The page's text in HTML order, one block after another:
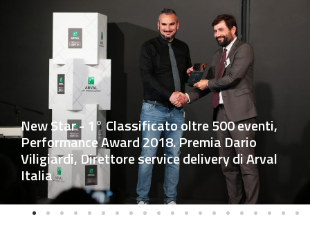
New Star - 1° Classificato oltre 500 eventi,
Performance Award 2018. Premia Dario
Viligiardi, Direttore service delivery di Arval
Italia